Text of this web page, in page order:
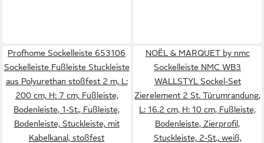
Profhome Sockelleiste 653106
Sockelleiste Fußleiste Stuckleiste
aus Polyurethan stoßfest 2 m, L:
200 cm, H: 7 cm, Fußleiste,
Bodenleiste, 1-St., Fußleiste,
Bodenleiste, Stuckleiste, mit
Kabelkanal, stoßfest
NOËL & MARQUET by nmc
Sockelleiste NMC WB3
WALLSTYL Sockel-Set
Zierelement 2 St. Türumrandung,
L: 16.2 cm, H: 10 cm, Fußleiste,
Bodenleiste, Zierprofil,
Stuckleiste, 2-St., weiß,